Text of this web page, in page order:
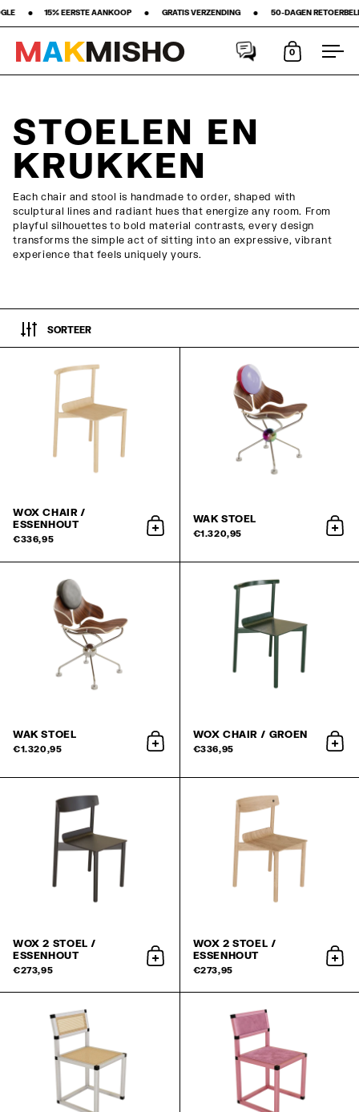
EERSTE AANKOOP‎ ‎ ‎ ‎ ‎ ‎ ‎ ‎ •‎ ‎ ‎ ‎ ‎ ‎ ‎ ‎ GRATIS VERZENDING ‎ ‎ ‎ ‎ ‎ ‎ ‎ •‎ ‎ ‎ ‎ ‎ ‎ ‎ ‎ 50-DAGEN RETOERBELEID
MAKMISHO 0
STOELEN EN
KRUKKEN
Each chair and stool is handmade to order, shaped with
sculptural lines and radiant hues that energize any room. From
playful silhouettes to bold material contrasts, every design
transforms the simple act of sitting into an expressive, vibrant
experience that feels uniquely yours.
SORTEER
WOX CHAIR /
ESSENHOUT
€336,95
aan winkelwagen toevoegen
WAK STOEL
€1.320,95 aan
WAK STOEL
€1.320,95 aan winkelwagen toevoegen
WOX CHAIR / GROEN
€336,95 aan
WOX 2 STOEL /
ESSENHOUT
€273,95
aan winkelwagen toevoegen
WOX 2 STOEL /
ESSENHOUT
€273,95
aan